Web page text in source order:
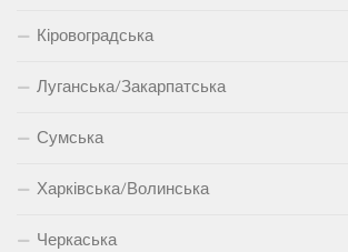
Кіровоградська
Луганська/Закарпатська
Сумська
Харківська/Волинська
Черкаська